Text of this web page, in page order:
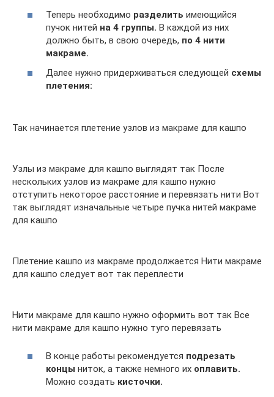
Теперь необходимо разделить имеющийся
пучок нитей на 4 группы. В каждой из них
должно быть, в свою очередь, по 4 нити
макраме.
Далее нужно придерживаться следующей схемы
плетения:
Так начинается плетение узлов из макраме для кашпо
Узлы из макраме для кашпо выглядят так После
нескольких узлов из макраме для кашпо нужно
отступить некоторое расстояние и перевязать нити Вот
так выглядят изначальные четыре пучка нитей макраме
для кашпо
Плетение кашпо из макраме продолжается Нити макраме
для кашпо следует вот так переплести
Нити макраме для кашпо нужно оформить вот так Все
нити макраме для кашпо нужно туго перевязать
В конце работы рекомендуется подрезать
концы ниток, а также немного их оплавить.
Можно создать кисточки.